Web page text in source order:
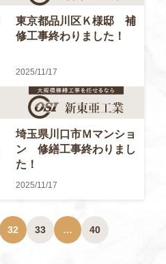
東京都品川区Ｋ様邸 補
修工事終わりました！
2025/11/17
埼玉県川口市Ｍマンショ
ン 修繕工事終わりまし
た！
2025/11/17
32 33 … 40